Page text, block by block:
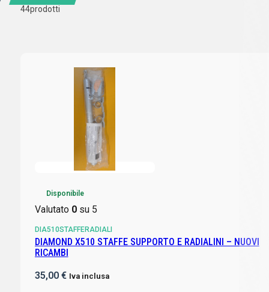
44prodotti
Disponibile
Valutato 0su 5
DIA510STAFFERADIALI
DIAMOND X510 STAFFE SUPPORTO E RADIALINI – NUOVI
RICAMBI
35,00 € Iva inclusa